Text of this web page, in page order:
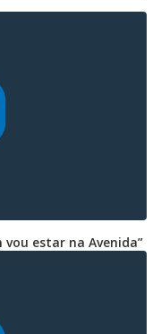
vou estar na Avenida”